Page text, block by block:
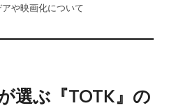
や映画化について
選ぶ『TOTK』の